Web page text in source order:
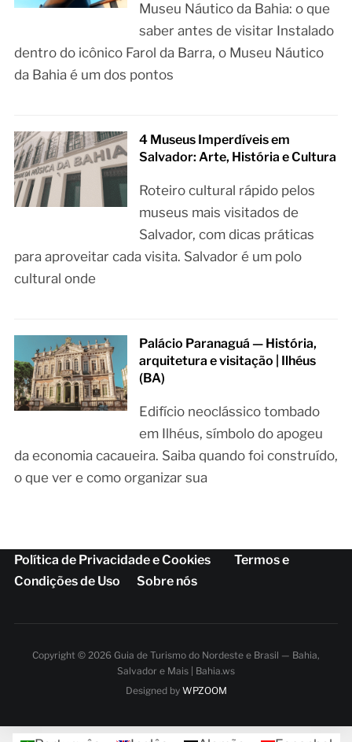
Museu Náutico da Bahia: o que
saber antes de visitar Instalado
dentro do icônico Farol da Barra, o Museu Náutico
da Bahia é um dos pontos
4 Museus Imperdíveis em
Salvador: Arte, História e Cultura
Roteiro cultural rápido pelos
museus mais visitados de
Salvador, com dicas práticas
para aproveitar cada visita. Salvador é um polo
cultural onde
Palácio Paranaguá — História,
arquitetura e visitação | Ilhéus
(BA)
Edifício neoclássico tombado
em Ilhéus, símbolo do apogeu
da economia cacaueira. Saiba quando foi construído,
o que ver e como organizar sua
Política de Privacidade e Cookies
Termos e
Condições de Uso
Sobre nós
Copyright © 2026 Guia de Turismo do Nordeste e Brasil — Bahia,
Salvador e Mais | Bahia.ws
Designed by WPZOOM